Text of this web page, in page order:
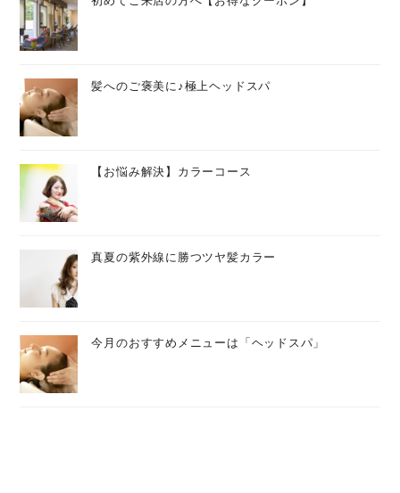
髪へのご褒美に♪極上ヘッドスパ
【お悩み解決】カラーコース
真夏の紫外線に勝つツヤ髪カラー
今月のおすすめメニューは「ヘッドスパ」